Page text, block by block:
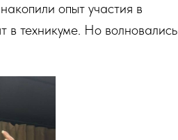
опыт участия в
в техникуме. Но волновались